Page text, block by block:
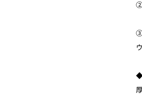
②
③
◆